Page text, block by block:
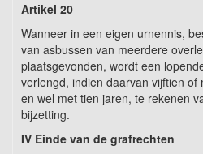
Artikel 20
Wanneer in een eigen urnennis,
van asbussen van meerdere
plaatsgevonden, wordt een
verlengd, indien daarvan vijftien of
en wel met tien jaren, te rekenen
bijzetting.
IV Einde van de grafrechten